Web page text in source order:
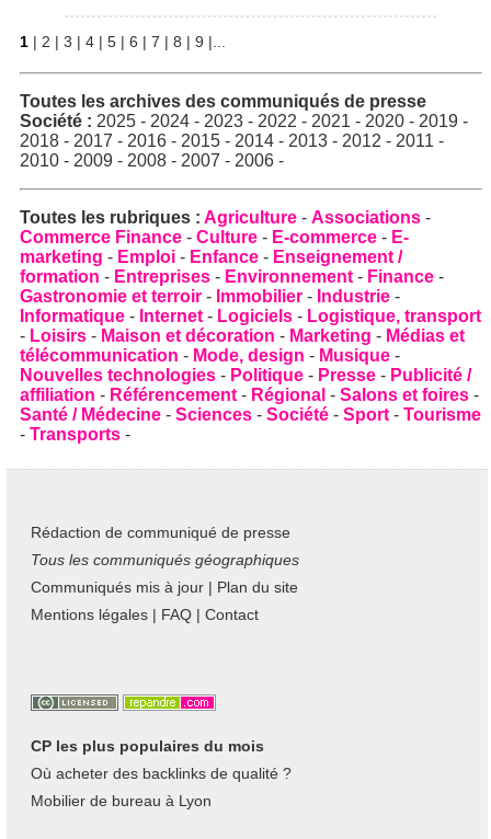
1 | 2 | 3 | 4 | 5 | 6 | 7 | 8 | 9 |...
Toutes les archives des communiqués de presse
Société : 2025 - 2024 - 2023 - 2022 - 2021 - 2020 - 2019 -
2018 - 2017 - 2016 - 2015 - 2014 - 2013 - 2012 - 2011 -
2010 - 2009 - 2008 - 2007 - 2006 -
Toutes les rubriques : Agriculture - Associations -
Commerce Finance - Culture - E-commerce - E-
marketing - Emploi - Enfance - Enseignement /
formation - Entreprises - Environnement - Finance -
Gastronomie et terroir - Immobilier - Industrie -
Informatique - Internet - Logiciels - Logistique, transport
- Loisirs - Maison et décoration - Marketing - Médias et
télécommunication - Mode, design - Musique -
Nouvelles technologies - Politique - Presse - Publicité /
affiliation - Référencement - Régional - Salons et foires -
Santé / Médecine - Sciences - Société - Sport - Tourisme
- Transports -
Rédaction de communiqué de presse
Tous les communiqués géographiques
Communiqués mis à jour | Plan du site
Mentions légales | FAQ | Contact
CP les plus populaires du mois
Où acheter des backlinks de qualité ?
Mobilier de bureau à Lyon